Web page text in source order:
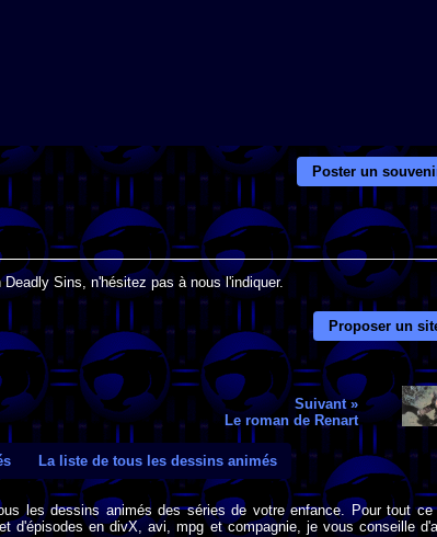
Poster un
Sins, n'hésitez pas à nous l'indiquer.
Proposer un
Suivant »
Le roman de Renart
La liste de tous les dessins animés
les dessins animés des séries de votre enfance. Pour tout ce
d'épisodes en divX, avi, mpg et compagnie, je vous conseille